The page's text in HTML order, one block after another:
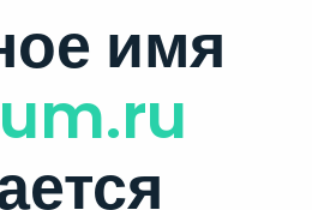
имя